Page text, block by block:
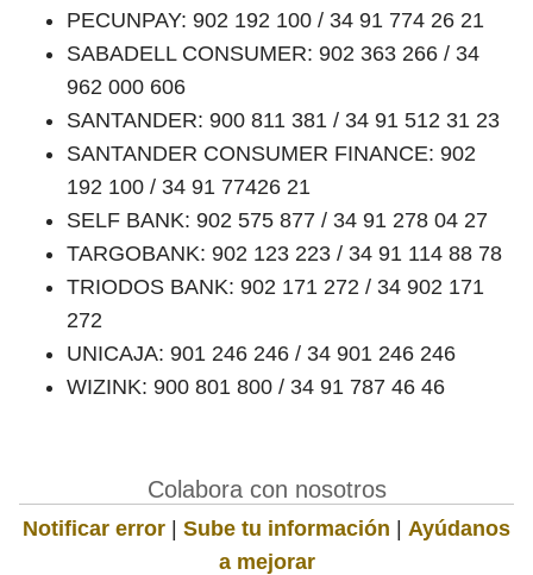
PECUNPAY: 902 192 100 / 34 91 774 26 21
SABADELL CONSUMER: 902 363 266 / 34
962 000 606
SANTANDER: 900 811 381 / 34 91 512 31 23
SANTANDER CONSUMER FINANCE: 902
192 100 / 34 91 77426 21
SELF BANK: 902 575 877 / 34 91 278 04 27
TARGOBANK: 902 123 223 / 34 91 114 88 78
TRIODOS BANK: 902 171 272 / 34 902 171
272
UNICAJA: 901 246 246 / 34 901 246 246
WIZINK: 900 801 800 / 34 91 787 46 46
Colabora con nosotros
Notificar error | Sube tu información | Ayúdanos
a mejorar